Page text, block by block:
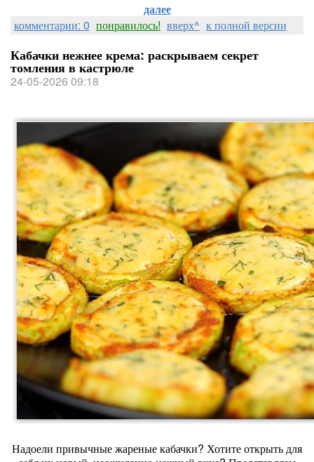
далее
комментарии: 0 понравилось! вверх^ к полной версии
Кабачки нежнее крема: раскрываем секрет
томления в кастрюле
24-05-2026 09:18
Надоели привычные жареные кабачки? Хотите открыть для